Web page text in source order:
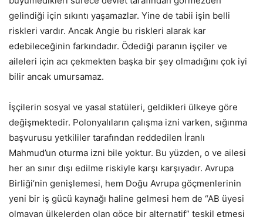
gelindiği için sıkıntı yaşamazlar. Yine de tabii işin belli
riskleri vardır. Ancak Angie bu riskleri alarak kar
edebileceğinin farkındadır. Ödediği paranın işçiler ve
aileleri için acı çekmekten başka bir şey olmadığını çok iyi
bilir ancak umursamaz.
İşçilerin sosyal ve yasal statüleri, geldikleri ülkeye göre
değişmektedir. Polonyalıların çalışma izni varken, sığınma
başvurusu yetkililer tarafından reddedilen İranlı
Mahmud’un oturma izni bile yoktur. Bu yüzden, o ve ailesi
her an sınır dışı edilme riskiyle karşı karşıyadır. Avrupa
Birliği’nin genişlemesi, hem Doğu Avrupa göçmenlerinin
yeni bir iş gücü kaynağı haline gelmesi hem de “AB üyesi
olmayan ülkelerden olan göçe bir alternatif” teşkil etmesi